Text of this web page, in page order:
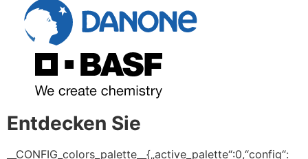
Entdecken Sie
__CONFIG_colors_palette__{„active_palette“:0,“config“: